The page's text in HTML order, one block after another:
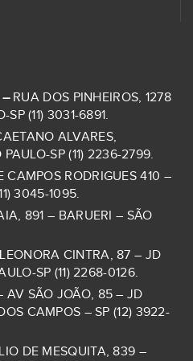
– RUA DOS PINHEIROS, 1278
(11) 3031-6891.
ALVARES,
SP (11) 2236-2799.
CAMPOS RODRIGUES 410 –
3045-1095.
891 – BARUERI – SÃO
CINTRA, 87 – JD
SP (11) 2268-0126.
AV SÃO JOÃO, 85 – JD
CAMPOS – SP (12) 3922-
DE MESQUITA, 839 –